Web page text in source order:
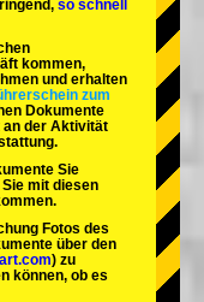
so schnell
kommen,
und erhalten
zum
Dokumente
an der Aktivität
Sie
mit diesen
Fotos des
über den
) zu
können, ob es